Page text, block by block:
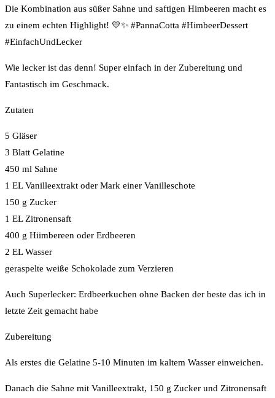
Die Kombination aus süßer Sahne und saftigen Himbeeren macht es
zu einem echten Highlight! 💛✨ #PannaCotta #HimbeerDessert
#EinfachUndLecker
Wie lecker ist das denn! Super einfach in der Zubereitung und
Fantastisch im Geschmack.
Zutaten
5 Gläser
3 Blatt Gelatine
450 ml Sahne
1 EL Vanilleextrakt oder Mark einer Vanilleschote
150 g Zucker
1 EL Zitronensaft
400 g Hiimbereen oder Erdbeeren
2 EL Wasser
geraspelte weiße Schokolade zum Verzieren
Auch Superlecker: Erdbeerkuchen ohne Backen der beste das ich in
letzte Zeit gemacht habe
Zubereitung
Als erstes die Gelatine 5-10 Minuten im kaltem Wasser einweichen.
Danach die Sahne mit Vanilleextrakt, 150 g Zucker und Zitronensaft